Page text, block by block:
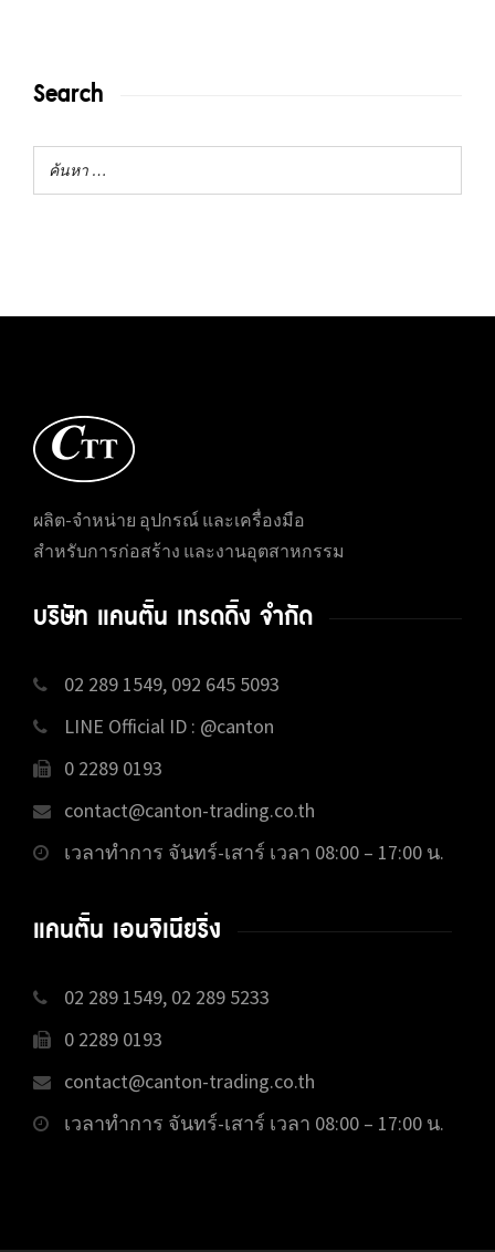
Search
ผลิต-จำหน่าย อุปกรณ์ และเครื่องมือ
สำหรับการก่อสร้าง และงานอุตสาหกรรม
บริษัท แคนตั้น เทรดดิ้ง จำกัด
02 289 1549, 092 645 5093
LINE Official ID : @canton
0 2289 0193
contact@canton-trading.co.th
เวลาทำการ จันทร์-เสาร์ เวลา 08:00 – 17:00 น.
แคนตั้น เอนจิเนียริ่ง
02 289 1549, 02 289 5233
0 2289 0193
contact@canton-trading.co.th
เวลาทำการ จันทร์-เสาร์ เวลา 08:00 – 17:00 น.